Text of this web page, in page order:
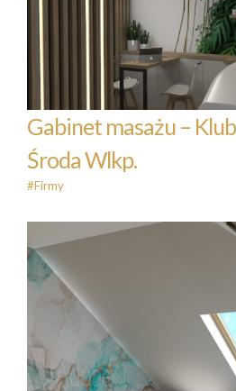
Gabinet masażu –
Środa
#Firmy
Gabinet masażu –
Środa Wlkp.
#Firmy